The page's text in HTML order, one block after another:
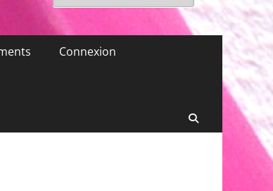
Connexion
Recherche